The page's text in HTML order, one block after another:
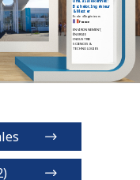
UniLaSalle Rennes :
Bachelor, Ingénieur
& Master
Ecole d'Ingénieurs
France
ENVIRONNEMENT,
ÉNERGIE
INDUSTRIE
SCIENCES &
TECHNOLOGIES